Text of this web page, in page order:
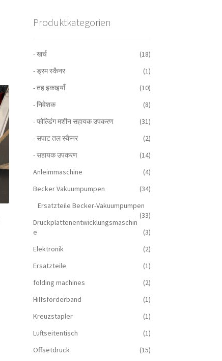
Produktkategorien
- खर्च
(18)
- ड्रम स्कैनर
(1)
- तह इकाइयाँ
(10)
- निवेशक
(8)
- फोल्डिंग मशीन सहायक उपकरण
(31)
- सपाट तल स्कैनर
(2)
- सहायक उपकरण
(14)
Anleimmaschine
(4)
Becker Vakuumpumpen
(34)
Ersatzteile Becker-Vakuumpumpen
(33)
Druckplattenentwicklungsmaschin
e
(3)
Elektronik
(2)
Ersatzteile
(1)
folding machines
(2)
Hilfsförderband
(1)
Kreuzstapler
(1)
Luftseitentisch
(1)
Offsetdruck
(15)